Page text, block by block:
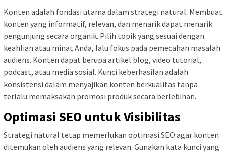
Konten adalah fondasi utama dalam strategi natural. Membuat
konten yang informatif, relevan, dan menarik dapat menarik
pengunjung secara organik. Pilih topik yang sesuai dengan
keahlian atau minat Anda, lalu fokus pada pemecahan masalah
audiens. Konten dapat berupa artikel blog, video tutorial,
podcast, atau media sosial. Kunci keberhasilan adalah
konsistensi dalam menyajikan konten berkualitas tanpa
terlalu memaksakan promosi produk secara berlebihan.
Optimasi SEO untuk Visibilitas
Strategi natural tetap memerlukan optimasi SEO agar konten
ditemukan oleh audiens yang relevan. Gunakan kata kunci yang